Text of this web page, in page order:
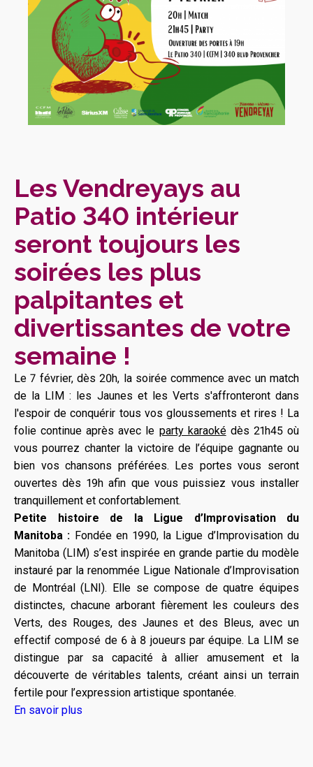
Les Vendreyays au
Patio 340 intérieur
seront toujours les
soirées les plus
palpitantes et
divertissantes de votre
semaine !
Le 7 février, dès 20h, la soirée commence avec un match
de la LIM : les Jaunes et les Verts s'affronteront dans
l'espoir de conquérir tous vos gloussements et rires ! La
folie continue après avec le party karaokédès 21h45 où
vous pourrez chanter la victoire de l’équipe gagnante ou
bien vos chansons préférées. Les portes vous seront
ouvertes dès 19h afin que vous puissiez vous installer
tranquillement et confortablement.
Petite histoire de la Ligue d’Improvisation du
Manitoba : Fondée en 1990, la Ligue d’Improvisation du
Manitoba (LIM) s’est inspirée en grande partie du modèle
instauré par la renommée Ligue Nationale d’Improvisation
de Montréal (LNI). Elle se compose de quatre équipes
distinctes, chacune arborant fièrement les couleurs des
Verts, des Rouges, des Jaunes et des Bleus, avec un
effectif composé de 6 à 8 joueurs par équipe. La LIM se
distingue par sa capacité à allier amusement et la
découverte de véritables talents, créant ainsi un terrain
fertile pour l’expression artistique spontanée.
En savoir plus